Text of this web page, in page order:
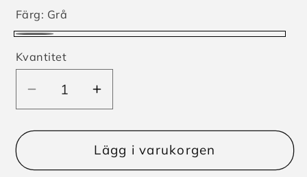
inte
Färg: Grå
Kvantitet
Minska
kvantitet
för
Älg
Öka
kvantitet
för
Socka
Älg
Lägg i varukorgen